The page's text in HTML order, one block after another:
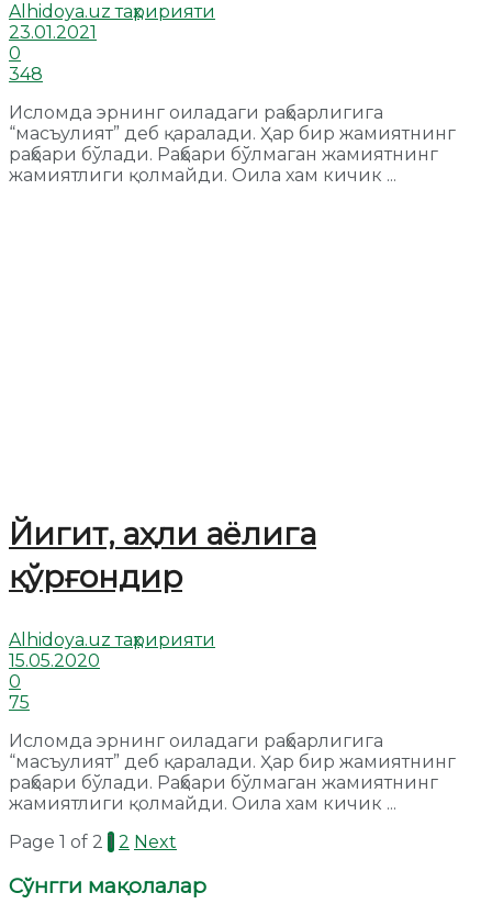
Alhidoya.uz таҳририяти
23.01.2021
0
348
Исломда эрнинг оиладаги раҳбарлигига
“масъулият” деб қаралади. Ҳар бир жамиятнинг
раҳбари бўлади. Раҳбари бўлмаган жамиятнинг
жамиятлиги қолмайди. Оила хам кичик ...
Йигит, аҳли аёлига
қўрғондир
Alhidoya.uz таҳририяти
15.05.2020
0
75
Исломда эрнинг оиладаги раҳбарлигига
“масъулият” деб қаралади. Ҳар бир жамиятнинг
раҳбари бўлади. Раҳбари бўлмаган жамиятнинг
жамиятлиги қолмайди. Оила хам кичик ...
Page 1 of 2 1 2 Next
Сўнгги мақолалар